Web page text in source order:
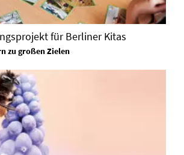
für Berliner Kitas
zu großen Zielen